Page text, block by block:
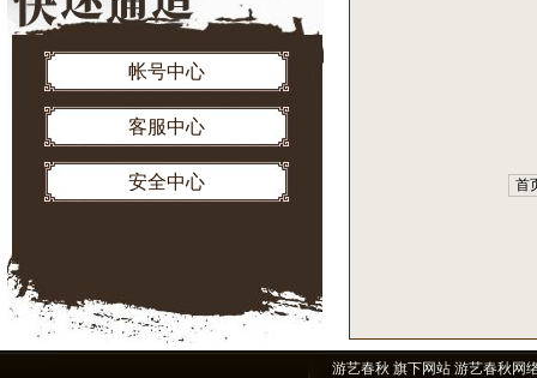
帐号中心
客服中心
安全中心 首
游艺春秋 旗下网站 游艺春秋网